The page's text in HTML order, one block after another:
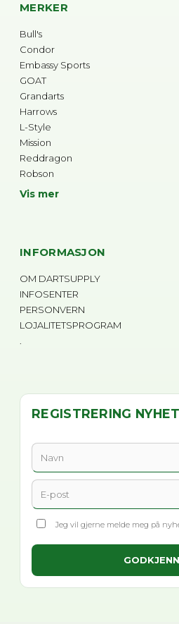
MERKER
Bull's
Condor
Embassy Sports
GOAT
Grandarts
Harrows
L-Style
Mission
Reddragon
Robson
Vis mer
INFORMASJON
OM DARTSUPPLY
INFOSENTER
PERSONVERN
LOJALITETSPROGRAM
REGISTRERING
Jeg vil gjerne melde meg på
GODKJENN